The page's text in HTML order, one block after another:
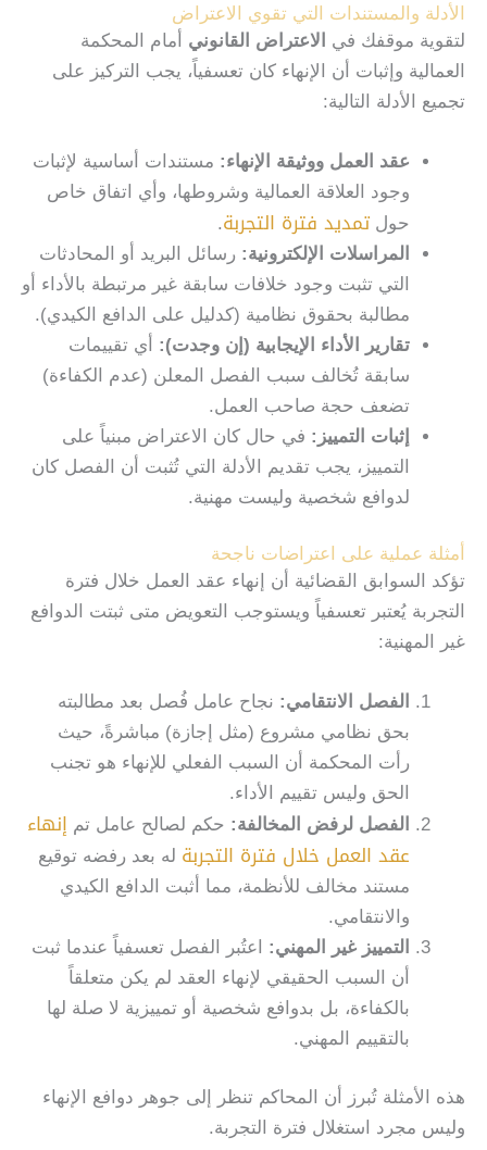
الأدلة والمستندات التي تقوي الاعتراض
لتقوية موقفك في
الاعتراض القانوني أمام المحكمة
العمالية وإثبات أن الإنهاء كان تعسفياً، يجب التركيز على
تجميع الأدلة التالية:
عقد العمل ووثيقة الإنهاء: مستندات أساسية لإثبات
وجود العلاقة العمالية وشروطها، وأي اتفاق خاص
حول تمديد فترة التجربة.
المراسلات الإلكترونية: رسائل البريد أو المحادثات
التي تثبت وجود خلافات سابقة غير مرتبطة بالأداء أو
مطالبة بحقوق نظامية (كدليل على الدافع الكيدي).
تقارير الأداء الإيجابية (إن وجدت): أي تقييمات
سابقة تُخالف سبب الفصل المعلن (عدم الكفاءة)
تضعف حجة صاحب العمل.
إثبات التمييز : في حال كان الاعتراض مبنياً على
التمييز، يجب تقديم الأدلة التي تُثبت أن الفصل كان
لدوافع شخصية وليست مهنية.
أمثلة عملية على اعتراضات ناجحة
تؤكد السوابق القضائية أن إنهاء عقد العمل خلال فترة
التجربة يُعتبر تعسفياً ويستوجب التعويض متى ثبتت الدوافع
غير المهنية:
الفصل الانتقامي: نجاح عامل فُصل بعد مطالبته
بحق نظامي مشروع (مثل إجازة) مباشرةً، حيث
رأت المحكمة أن السبب الفعلي للإنهاء هو تجنب
الحق وليس تقييم الأداء.
الفصل لرفض المخالفة: حكم لصالح عامل تم إنهاء
عقد العمل خلال فترة التجربة له بعد رفضه توقيع
مستند مخالف للأنظمة، مما أثبت الدافع الكيدي
والانتقامي.
التمييز غير المهني: اعتُبر الفصل تعسفياً عندما ثبت
أن السبب الحقيقي لإنهاء العقد لم يكن متعلقاً
بالكفاءة، بل بدوافع شخصية أو تمييزية لا صلة لها
بالتقييم المهني.
هذه الأمثلة تُبرز أن المحاكم تنظر إلى جوهر دوافع الإنهاء
وليس مجرد استغلال فترة التجربة.